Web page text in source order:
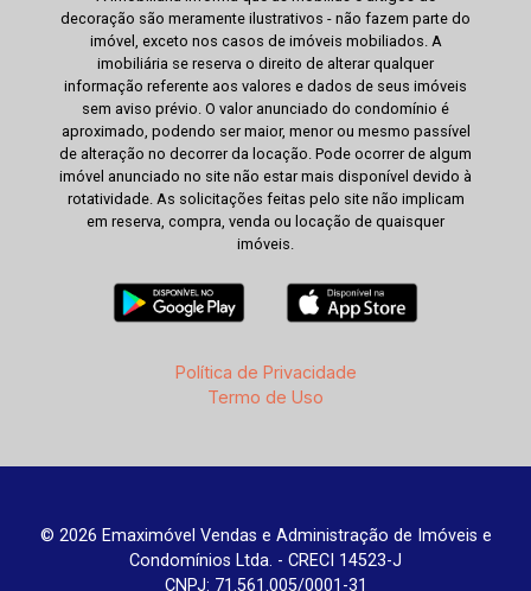
decoração são meramente ilustrativos - não fazem parte do
imóvel, exceto nos casos de imóveis mobiliados. A
imobiliária se reserva o direito de alterar qualquer
informação referente aos valores e dados de seus imóveis
sem aviso prévio. O valor anunciado do condomínio é
aproximado, podendo ser maior, menor ou mesmo passível
de alteração no decorrer da locação. Pode ocorrer de algum
imóvel anunciado no site não estar mais disponível devido à
rotatividade. As solicitações feitas pelo site não implicam
em reserva, compra, venda ou locação de quaisquer
imóveis.
Política de Privacidade
Termo de Uso
© 2026 Emaximóvel Vendas e Administração de Imóveis e
Condomínios Ltda. - CRECI 14523-J
CNPJ: 71.561.005/0001-31